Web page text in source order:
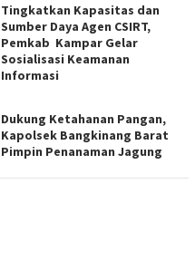
Tingkatkan Kapasitas dan
Sumber Daya Agen CSIRT,
Pemkab Kampar Gelar
Sosialisasi Keamanan
Informasi
Dukung Ketahanan Pangan,
Kapolsek Bangkinang Barat
Pimpin Penanaman Jagung